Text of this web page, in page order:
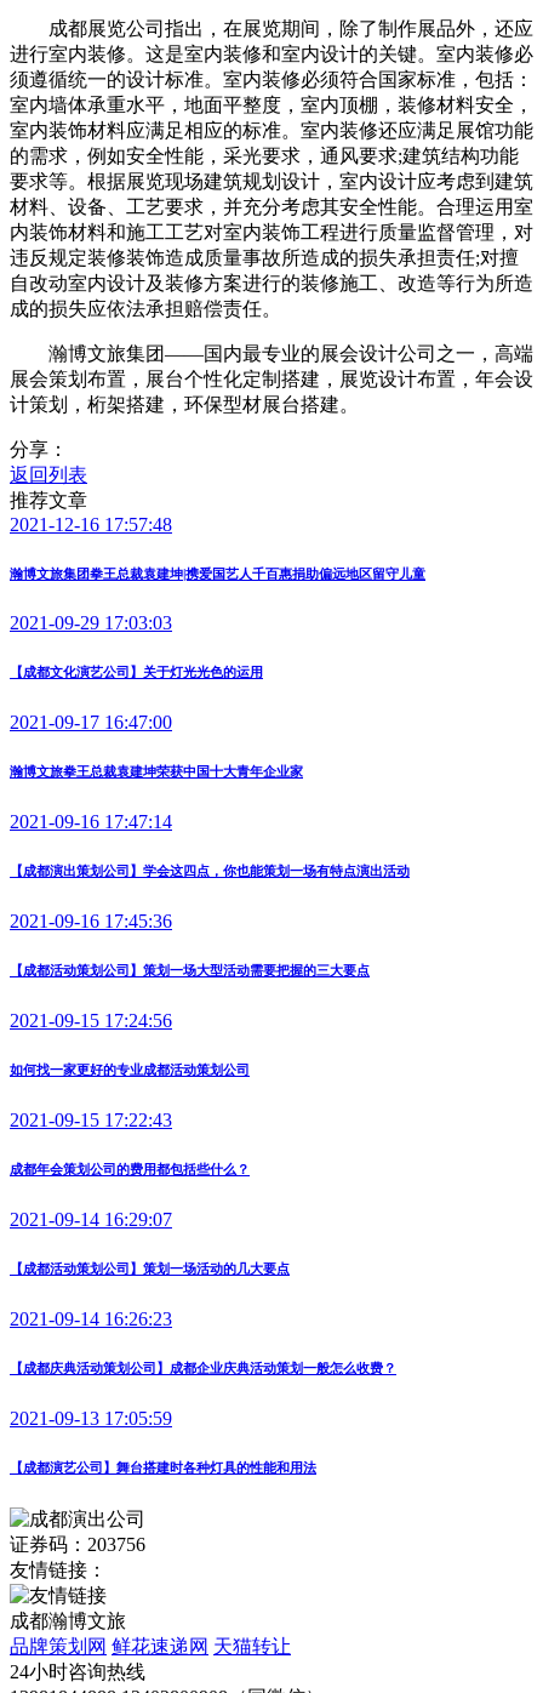
成都展览公司指出，在展览期间，除了制作展品外，还应
进行室内装修。这是室内装修和室内设计的关键。室内装修必
须遵循统一的设计标准。室内装修必须符合国家标准，包括：
室内墙体承重水平，地面平整度，室内顶棚，装修材料安全，
室内装饰材料应满足相应的标准。室内装修还应满足展馆功能
的需求，例如安全性能，采光要求，通风要求;建筑结构功能
要求等。根据展览现场建筑规划设计，室内设计应考虑到建筑
材料、设备、工艺要求，并充分考虑其安全性能。合理运用室
内装饰材料和施工工艺对室内装饰工程进行质量监督管理，对
违反规定装修装饰造成质量事故所造成的损失承担责任;对擅
自改动室内设计及装修方案进行的装修施工、改造等行为所造
成的损失应依法承担赔偿责任。
瀚博文旅集团——国内最专业的展会设计公司之一，高端
展会策划布置，展台个性化定制搭建，展览设计布置，年会设
计策划，桁架搭建，环保型材展台搭建。
分享：
返回列表
推荐文章
2021-12-16 17:57:48
瀚博文旅集团拳王总裁袁建坤|携爱国艺人千百惠捐助偏远地区留守儿童
2021-09-29 17:03:03
【成都文化演艺公司】关于灯光光色的运用
2021-09-17 16:47:00
瀚博文旅拳王总裁袁建坤荣获中国十大青年企业家
2021-09-16 17:47:14
【成都演出策划公司】学会这四点，你也能策划一场有特点演出活动
2021-09-16 17:45:36
【成都活动策划公司】策划一场大型活动需要把握的三大要点
2021-09-15 17:24:56
如何找一家更好的专业成都活动策划公司
2021-09-15 17:22:43
成都年会策划公司的费用都包括些什么？
2021-09-14 16:29:07
【成都活动策划公司】策划一场活动的几大要点
2021-09-14 16:26:23
【成都庆典活动策划公司】成都企业庆典活动策划一般怎么收费？
2021-09-13 17:05:59
【成都演艺公司】舞台搭建时各种灯具的性能和用法
证券码：203756
友情链接：
成都瀚博文旅
品牌策划网 鲜花速递网 天猫转让
24小时咨询热线